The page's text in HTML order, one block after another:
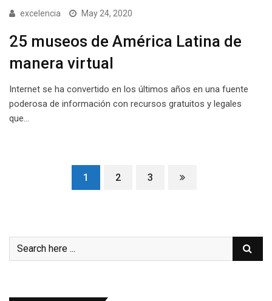
excelencia May 24, 2020
25 museos de América Latina de
manera virtual
Internet se ha convertido en los últimos años en una fuente
poderosa de información con recursos gratuitos y legales
que…
1 2 3